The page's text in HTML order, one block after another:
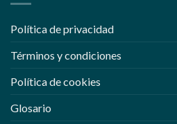
Política de privacidad
Términos y condiciones
Política de cookies
Glosario